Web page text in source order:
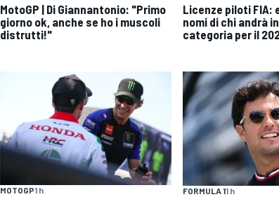
MotoGP | Di Giannantonio: "Primo
giorno ok, anche se ho i muscoli
distrutti!"
Licenze piloti FIA:
nomi di chi andrà
categoria per il
MOTOGP1 h FORMULA 11 h